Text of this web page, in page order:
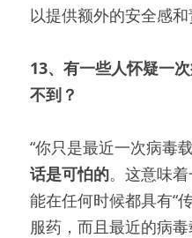
以提供额外的安全感和
13、有一些人怀疑一
不到？
“你只是最近一次病毒
话是可怕的。这意味
能在任何时候都具有“
服药，而且最近的病